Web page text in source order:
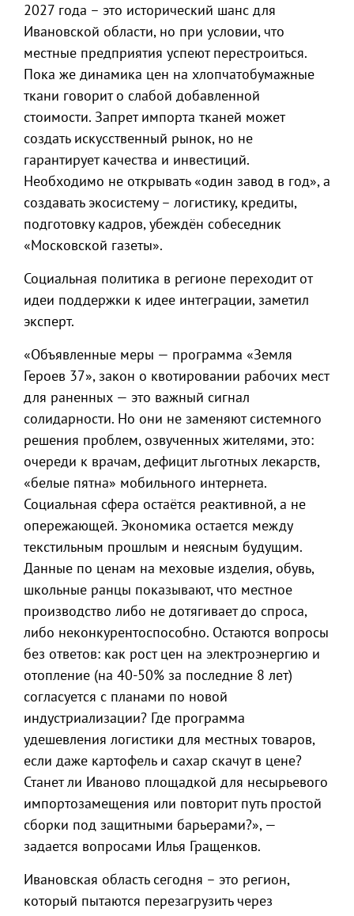
2027 года – это исторический шанс для
Ивановской области, но при условии, что
местные предприятия успеют перестроиться.
Пока же динамика цен на хлопчатобумажные
ткани говорит о слабой добавленной
стоимости. Запрет импорта тканей может
создать искусственный рынок, но не
гарантирует качества и инвестиций.
Необходимо не открывать «один завод в год», а
создавать экосистему – логистику, кредиты,
подготовку кадров, убеждён собеседник
«Московской газеты».
Социальная политика в регионе переходит от
идеи поддержки к идее интеграции, заметил
эксперт.
«Объявленные меры — программа «Земля
Героев 37», закон о квотировании рабочих мест
для раненных — это важный сигнал
солидарности. Но они не заменяют системного
решения проблем, озвученных жителями, это:
очереди к врачам, дефицит льготных лекарств,
«белые пятна» мобильного интернета.
Социальная сфера остаётся реактивной, а не
опережающей. Экономика остается между
текстильным прошлым и неясным будущим.
Данные по ценам на меховые изделия, обувь,
школьные ранцы показывают, что местное
производство либо не дотягивает до спроса,
либо неконкурентоспособно. Остаются вопросы
без ответов: как рост цен на электроэнергию и
отопление (на 40-50% за последние 8 лет)
согласуется с планами по новой
индустриализации? Где программа
удешевления логистики для местных товаров,
если даже картофель и сахар скачут в цене?
Станет ли Иваново площадкой для несырьевого
импортозамещения или повторит путь простой
сборки под защитными барьерами?», —
задается вопросами Илья Гращенков.
Ивановская область сегодня – это регион,
который пытаются перезагрузить через